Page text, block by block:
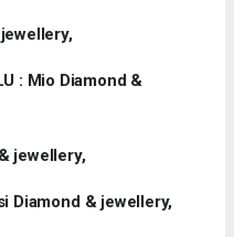
: Mio Diamond &
jewellery,
Diamond & jewellery,